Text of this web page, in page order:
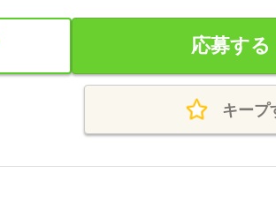
応募する
キープ